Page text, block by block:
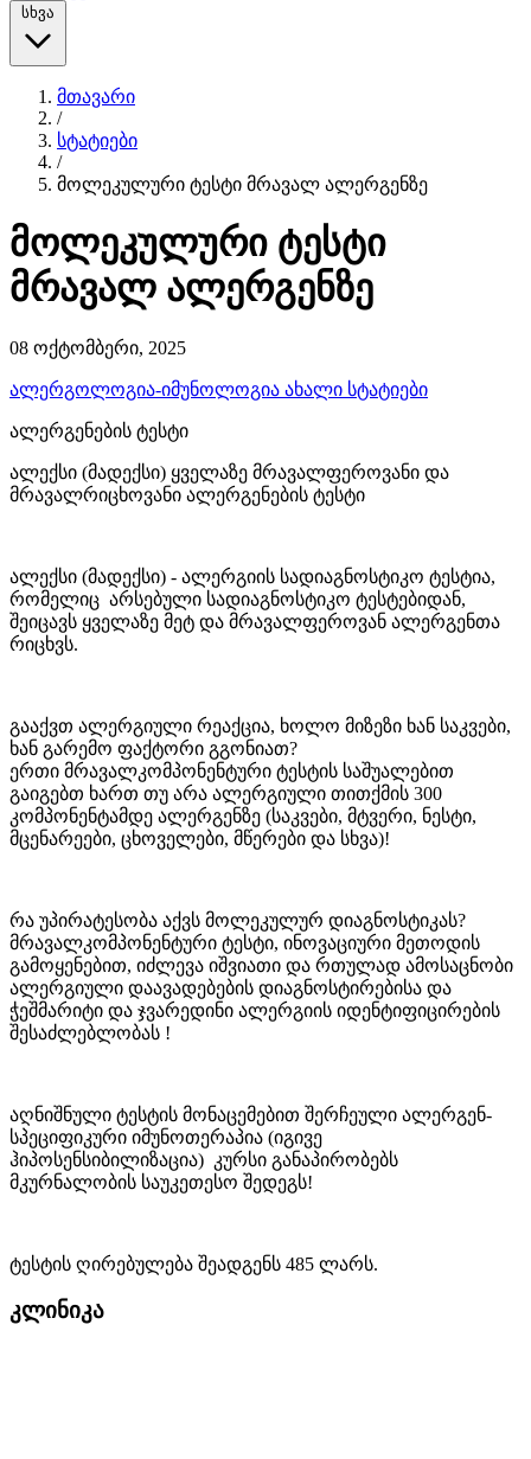
სხვა
მთავარი
/
სტატიები
/
მოლეკულური ტესტი მრავალ ალერგენზე
მოლეკულური ტესტი
მრავალ ალერგენზე
08 ოქტომბერი, 2025
ალერგოლოგია-იმუნოლოგია ახალი სტატიები
ალერგენების ტესტი
ალექსი (მადექსი) ყველაზე მრავალფეროვანი და
მრავალრიცხოვანი ალერგენების ტესტი
ალექსი (მადექსი) - ალერგიის სადიაგნოსტიკო ტესტია,
რომელიც არსებული სადიაგნოსტიკო ტესტებიდან,
შეიცავს ყველაზე მეტ და მრავალფეროვან ალერგენთა
რიცხვს.
გააქვთ ალერგიული რეაქცია, ხოლო მიზეზი ხან საკვები,
ხან გარემო ფაქტორი გგონიათ?
ერთი მრავალკომპონენტური ტესტის საშუალებით
გაიგებთ ხართ თუ არა ალერგიული თითქმის 300
კომპონენტამდე ალერგენზე (საკვები, მტვერი, ნესტი,
მცენარეები, ცხოველები, მწერები და სხვა)!
რა უპირატესობა აქვს მოლეკულურ დიაგნოსტიკას?
მრავალკომპონენტური ტესტი, ინოვაციური მეთოდის
გამოყენებით, იძლევა იშვიათი და რთულად ამოსაცნობი
ალერგიული დაავადებების დიაგნოსტირებისა და
ჭეშმარიტი და ჯვარედინი ალერგიის იდენტიფიცირების
შესაძლებლობას !
აღნიშნული ტესტის მონაცემებით შერჩეული ალერგენ-
სპეციფიკური იმუნოთერაპია (იგივე
ჰიპოსენსიბილიზაცია) კურსი განაპირობებს
მკურნალობის საუკეთესო შედეგს!
ტესტის ღირებულება შეადგენს 485 ლარს.
კლინიკა